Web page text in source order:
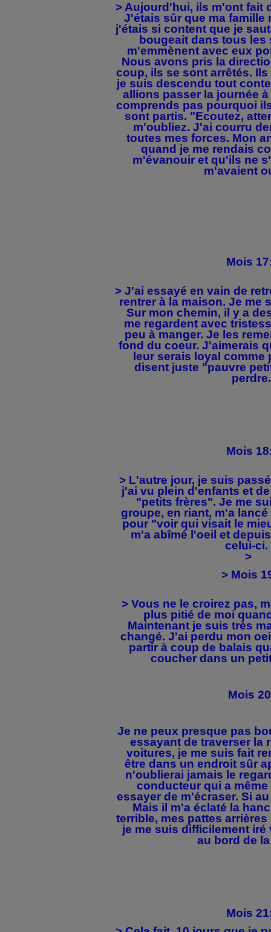
> Aujourd'hui, ils m'ont fait
J'étais sûr que ma famille
j'étais si content que je
bougeait dans tous les
m'emmènent avec eux
Nous avons pris la
coup, ils se sont arrêtés.
je suis descendu tout
allions passer la journée
comprends pas pourquoi
sont partis. "Ecoutez,
m'oubliez. J'ai courru
toutes mes forces. Mon
quand je me rendais
m'évanouir et qu'ils ne
m'avaient
Mois
> J'ai essayé en vain de
rentrer à la maison. Je me
Sur mon chemin, il y a
me regardent avec
peu à manger. Je les
fond du coeur. J'aimerais
leur serais loyal comme
disent juste "pauvre
perdre.
Mois
> L'autre jour, je suis
j'ai vu plein d'enfants et
"petits frères". Je me
groupe, en riant, m'a
pour "voir qui visait le
m'a abîmé l'oeil et
celui-
>
> Mois
> Vous ne le croirez pas,
plus pitié de moi
Maintenant je suis très
changé. J'ai perdu mon
partir à coup de balais
coucher dans un
Mois
Je ne peux presque pas
essayant de traverser la
voitures, je me suis fait
être dans un endroit sûr
n'oublierai jamais le
conducteur qui a
essayer de m'écraser. Si
Mais il m'a éclaté la
terrible, mes pattes
je me suis difficilement
au bord de
Mois